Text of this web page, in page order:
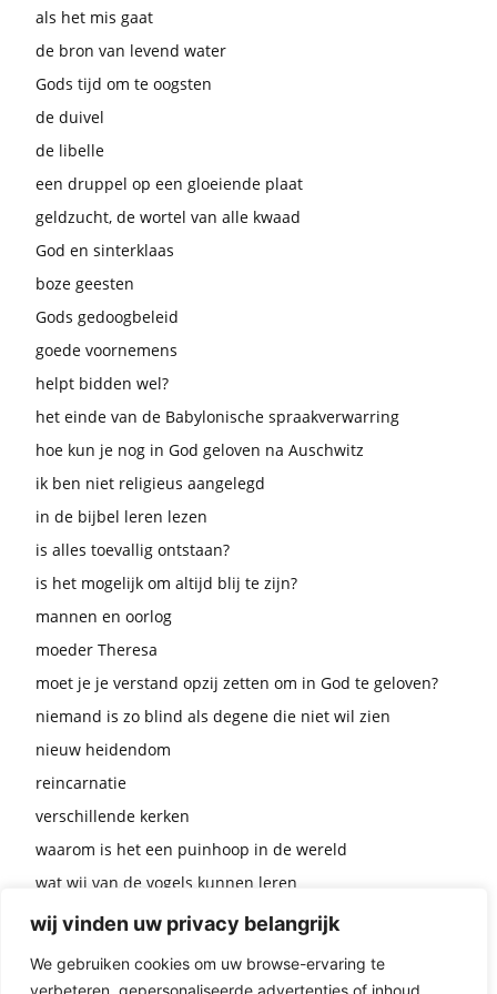
wij vinden uw privacy belangrijk
We gebruiken cookies om uw browse-ervaring te
verbeteren, gepersonaliseerde advertenties of inhoud
als het mis gaat
de bron van levend water
Gods tijd om te oogsten
de duivel
de libelle
een druppel op een gloeiende plaat
geldzucht, de wortel van alle kwaad
God en sinterklaas
boze geesten
Gods gedoogbeleid
goede voornemens
helpt bidden wel?
het einde van de Babylonische spraakverwarring
hoe kun je nog in God geloven na Auschwitz
ik ben niet religieus aangelegd
in de bijbel leren lezen
is alles toevallig ontstaan?
is het mogelijk om altijd blij te zijn?
mannen en oorlog
moeder Theresa
moet je je verstand opzij zetten om in God te geloven?
niemand is zo blind als degene die niet wil zien
nieuw heidendom
reincarnatie
verschillende kerken
waarom is het een puinhoop in de wereld
wat wij van de vogels kunnen leren
zonder Jezus kun je toch ook in God geloven?
wat moet God doen volgens u?